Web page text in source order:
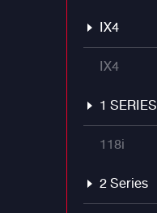
IX4
IX4
1 SERIES
118i
2 Series